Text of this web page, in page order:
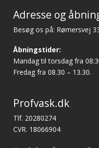
Adresse og
Besøg os på: Rømersvej
Åbningstider:
Mandag til torsdag fra
Fredag fra 08.30 – 13.30.
Profvask.dk
Tlf. 20280274
CVR. 18066904